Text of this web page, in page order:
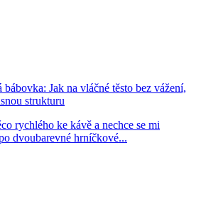
Jak na vláčné těsto bez vážení,
strukturu
rychlého ke kávě a nechce se mi
dvoubarevné hrníčkové...